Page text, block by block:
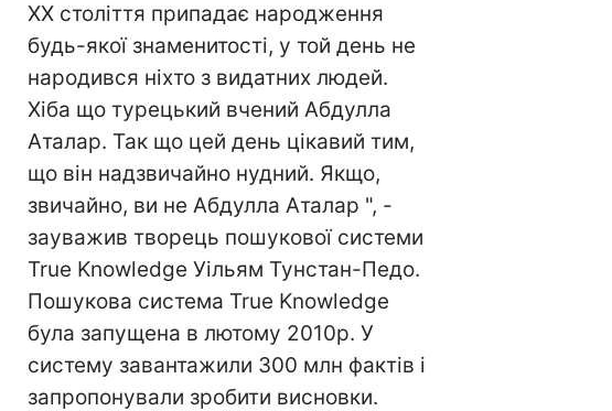
XX століття припадає народження
будь-якої знаменитості, у той день не
народився ніхто з видатних людей.
Хіба що турецький вчений Абдулла
Аталар. Так що цей день цікавий тим,
що він надзвичайно нудний. Якщо,
звичайно, ви не Абдулла Аталар ", -
зауважив творець пошукової системи
True Knowledge Уільям Тунстан-Педо.
Пошукова система True Knowledge
була запущена в лютому 2010р. У
систему завантажили 300 млн фактів і
запропонували зробити висновки.